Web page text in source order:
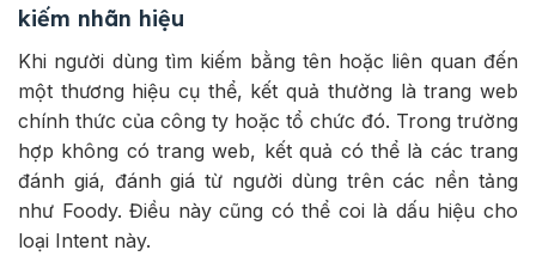
kiếm nhãn hiệu
Khi người dùng tìm kiếm bằng tên hoặc liên quan đến
một thương hiệu cụ thể, kết quả thường là trang web
chính thức của công ty hoặc tổ chức đó. Trong trường
hợp không có trang web, kết quả có thể là các trang
đánh giá, đánh giá từ người dùng trên các nền tảng
như Foody. Điều này cũng có thể coi là dấu hiệu cho
loại Intent này.